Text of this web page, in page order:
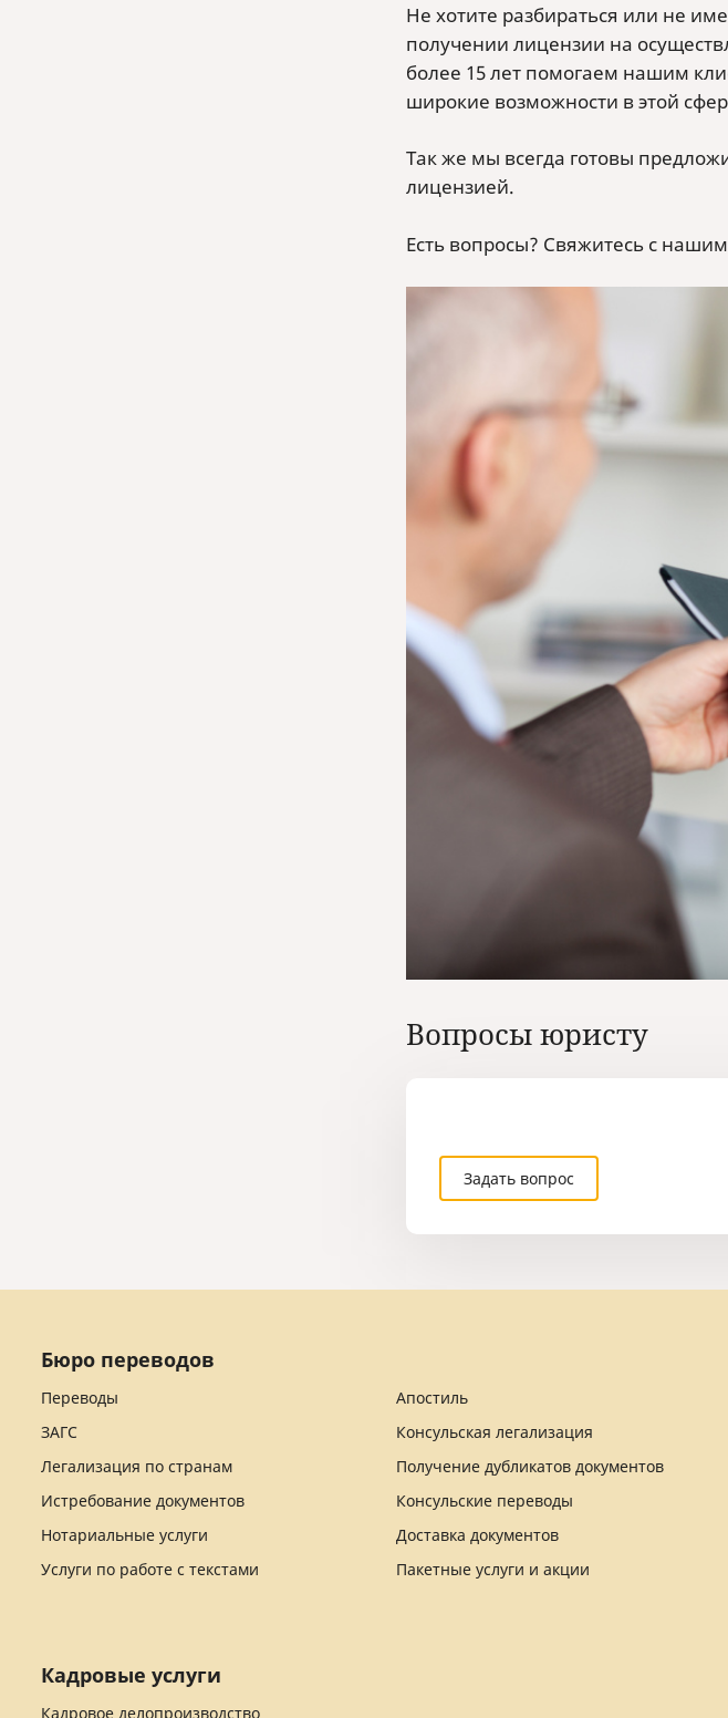
Не хотите разбираться или не
получении лицензии на
более 15 лет помогаем нашим
широкие возможности в этой
Так же мы всегда готовы
лицензией.
Есть вопросы? Свяжитесь с
Вопросы юристу
Задать вопрос
Бюро переводов
Переводы
Апостиль
ЗАГС
Консульская легализация
Легализация по странам
Получение дубликатов документов
Истребование документов
Консульские переводы
Нотариальные услуги
Доставка документов
Услуги по работе с текстами
Пакетные услуги и акции
Кадровые услуги
Кадровое делопроизводство